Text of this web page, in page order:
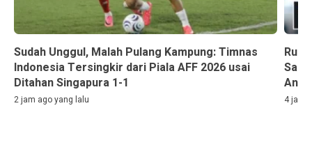
Sudah Unggul, Malah Pulang Kampung: Timnas
Indonesia Tersingkir dari Piala AFF 2026 usai
Ditahan Singapura 1-1
2 jam ago yang lalu 4 jam